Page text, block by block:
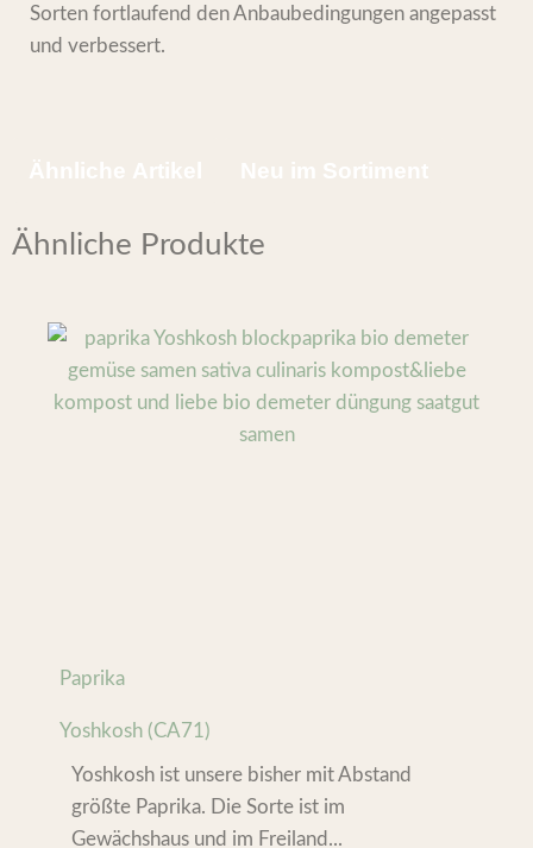
Sorten fortlaufend den Anbaubedingungen angepasst
und verbessert.
Ähnliche Produkte
Paprika
Yoshkosh (CA71)
Yoshkosh ist unsere bisher mit Abstand
größte Paprika. Die Sorte ist im
Gewächshaus und im Freiland...